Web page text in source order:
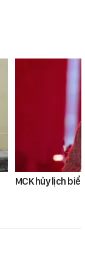
MCK hủy lịch